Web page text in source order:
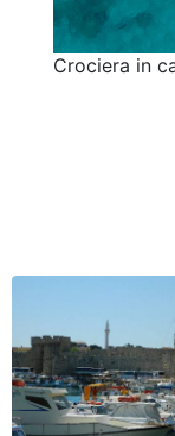
Crociera in